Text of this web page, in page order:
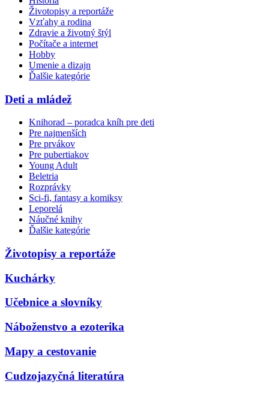
Životopisy a reportáže
Vzťahy a rodina
Zdravie a životný štýl
Počítače a internet
Hobby
Umenie a dizajn
Ďalšie kategórie
Deti a mládež
Knihorad – poradca kníh pre deti
Pre najmenších
Pre prvákov
Pre pubertiakov
Young Adult
Beletria
Rozprávky
Sci-fi, fantasy a komiksy
Leporelá
Náučné knihy
Ďalšie kategórie
Životopisy a reportáže
Kuchárky
Učebnice a slovníky
Náboženstvo a ezoterika
Mapy a cestovanie
Cudzojazyčná literatúra